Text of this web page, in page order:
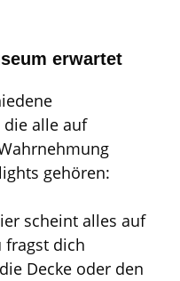
erwartet
die alle auf
gehören:
scheint alles auf
fragst dich
Decke oder den